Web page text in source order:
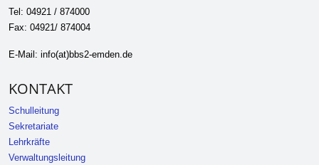
Tel: 04921 / 874000
Fax: 04921/ 874004
E-Mail: info(at)bbs2-emden.de
KONTAKT
Schulleitung
Sekretariate
Lehrkräfte
Verwaltungsleitung